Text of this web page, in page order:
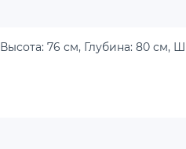
Высота: 76 см, Глубина: 80 см,